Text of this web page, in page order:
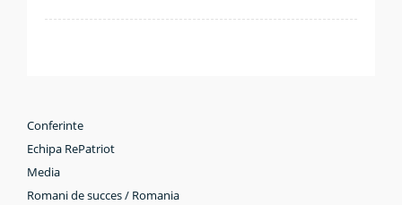
Conferinte
Echipa RePatriot
Media
Romani de succes / Romania